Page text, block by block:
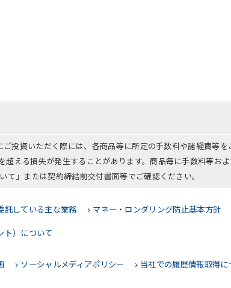
投資いただく際には、各商品等に所定の手数料や諸経費等
える損失が発生することがあります。商品毎に手数料等お
」または契約締結前交付書面等でご確認ください。
託している主な業務 マネー・ロンダリング防止基本方針
ト）について
ソーシャルメディアポリシー 当社での履歴情報取得に